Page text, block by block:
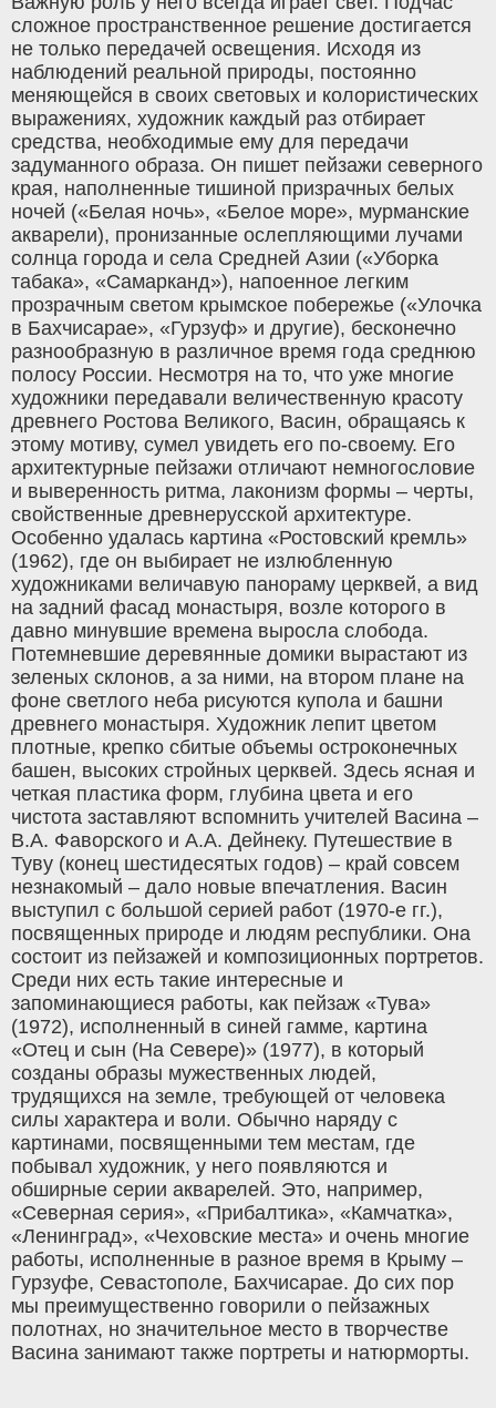
сложное пространственное решение достигается
не только передачей освещения. Исходя из
наблюдений реальной природы, постоянно
меняющейся в своих световых и колористических
выражениях, художник каждый раз отбирает
средства, необходимые ему для передачи
задуманного образа. Он пишет пейзажи северного
края, наполненные тишиной призрачных белых
ночей («Белая ночь», «Белое море», мурманские
акварели), пронизанные ослепляющими лучами
солнца города и села Средней Азии («Уборка
табака», «Самарканд»), напоенное легким
прозрачным светом крымское побережье («Улочка
в Бахчисарае», «Гурзуф» и другие), бесконечно
разнообразную в различное время года среднюю
полосу России. Несмотря на то, что уже многие
художники передавали величественную красоту
древнего Ростова Великого, Васин, обращаясь к
этому мотиву, сумел увидеть его по-своему. Его
архитектурные пейзажи отличают немногословие
и выверенность ритма, лаконизм формы – черты,
свойственные древнерусской архитектуре.
Особенно удалась картина «Ростовский кремль»
(1962), где он выбирает не излюбленную
художниками величавую панораму церквей, а вид
на задний фасад монастыря, возле которого в
давно минувшие времена выросла слобода.
Потемневшие деревянные домики вырастают из
зеленых склонов, а за ними, на втором плане на
фоне светлого неба рисуются купола и башни
древнего монастыря. Художник лепит цветом
плотные, крепко сбитые объемы остроконечных
башен, высоких стройных церквей. Здесь ясная и
четкая пластика форм, глубина цвета и его
чистота заставляют вспомнить учителей Васина –
В.А. Фаворского и А.А. Дейнеку. Путешествие в
Туву (конец шестидесятых годов) – край совсем
незнакомый – дало новые впечатления. Васин
выступил с большой серией работ (1970-е гг.),
посвященных природе и людям республики. Она
состоит из пейзажей и композиционных портретов.
Среди них есть такие интересные и
запоминающиеся работы, как пейзаж «Тува»
(1972), исполненный в синей гамме, картина
«Отец и сын (На Севере)» (1977), в который
созданы образы мужественных людей,
трудящихся на земле, требующей от человека
силы характера и воли. Обычно наряду с
картинами, посвященными тем местам, где
побывал художник, у него появляются и
обширные серии акварелей. Это, например,
«Северная серия», «Прибалтика», «Камчатка»,
«Ленинград», «Чеховские места» и очень многие
работы, исполненные в разное время в Крыму –
Гурзуфе, Севастополе, Бахчисарае. До сих пор
мы преимущественно говорили о пейзажных
полотнах, но значительное место в творчестве
Васина занимают также портреты и натюрморты.